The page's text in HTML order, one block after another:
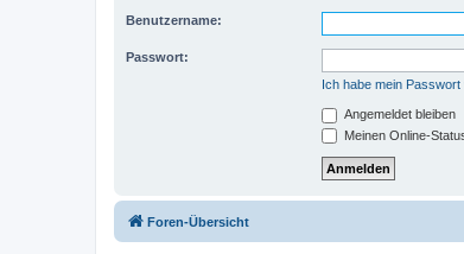
Benutzername:
Passwort:
Ich habe mein
Angemeldet bleiben
Meinen Online-
Foren-Übersicht